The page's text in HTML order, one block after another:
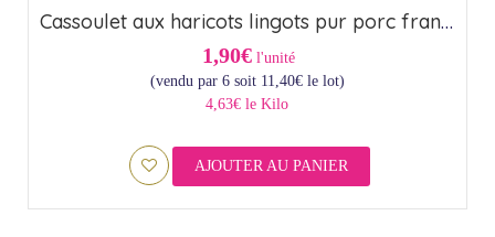
Cassoulet aux haricots lingots pur porc français – Origine France (44,6cl)
1,90€ l'unité
(vendu par 6 soit 11,40€ le lot)
4,63€ le Kilo
AJOUTER AU PANIER